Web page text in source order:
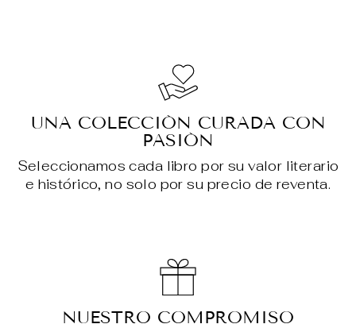
UNA COLECCIÓN CURADA CON
PASIÓN
Seleccionamos cada libro por su valor literario
e histórico, no solo por su precio de reventa.
NUESTRO COMPROMISO